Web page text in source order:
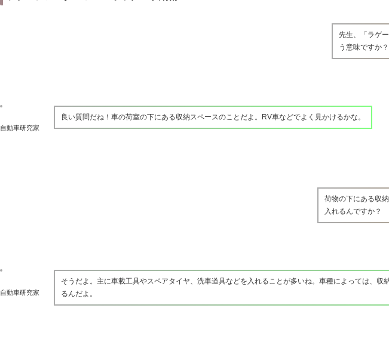
先生、「ラゲ
う意味ですか？
自動車研究家
良い質問だね！車の荷室の下にある収納スペースのことだよ。RV車などでよく見かけるかな。
荷物の下にある収
入れるんですか？
自動車研究家
そうだよ。主に車載工具やスペアタイヤ、洗車道具などを入れることが多いね。車種によっては、
るんだよ。